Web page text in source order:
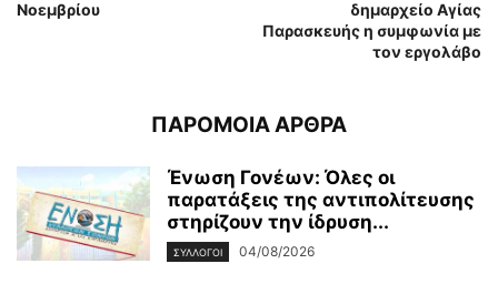
Νοεμβρίου
δημαρχείο Αγίας
Παρασκευής η συμφωνία με
τον εργολάβο
ΠΑΡΟΜΟΙΑ ΑΡΘΡΑ
Ένωση Γονέων: Όλες οι
παρατάξεις της αντιπολίτευσης
στηρίζουν την ίδρυση...
ΣΥΛΛΟΓΟΙ 04/08/2026